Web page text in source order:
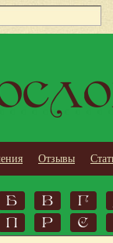
Отзывы
Б В
Г
П Р С